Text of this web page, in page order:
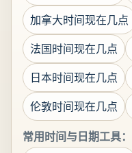
加拿大时间现在几点
法国时间现在几点
日本时间现在几点
伦敦时间现在几点
常用时间与日期工具：